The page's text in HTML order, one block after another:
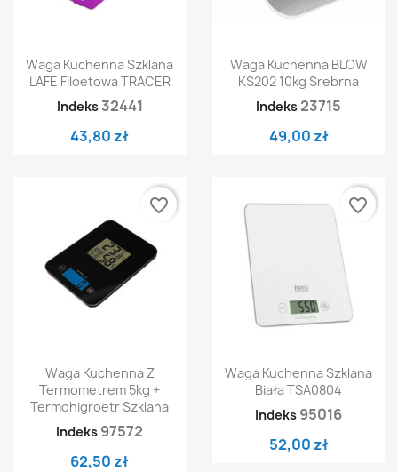
Waga Kuchenna Szklana
LAFE Filoetowa TRACER
Indeks 32441
43,80 zł
Waga Kuchenna BLOW
KS202 10kg Srebrna
Indeks 23715
49,00 zł
Waga Kuchenna Z
Termometrem 5kg +
Termohigroetr Szklana
Indeks 97572
62,50 zł
favorite_border
Waga Kuchenna Szklana
Biała TSA0804
Indeks 95016
52,00 zł
favorite_border